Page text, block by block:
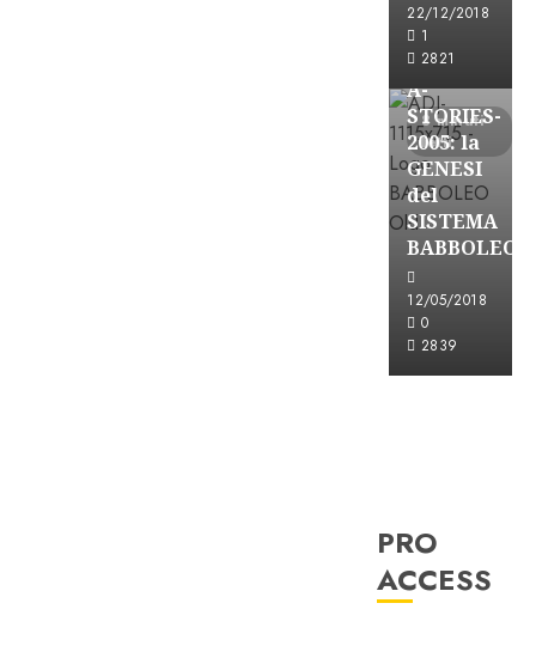
22/12/2018
1
2821
8 minuti
letti
Formazione
FREE
A-
STORIES-
2005: la
GENESI
del
SISTEMA
BABBOLEO
12/05/2018
0
2839
PRO
ACCESS